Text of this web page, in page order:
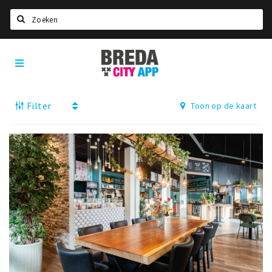
Home
Deals
Nieuws, interviews & blogs
Eten
Drinken
Slapen
Recreatief
Winkels
Breda
City
App
Filter Toon op de kaart